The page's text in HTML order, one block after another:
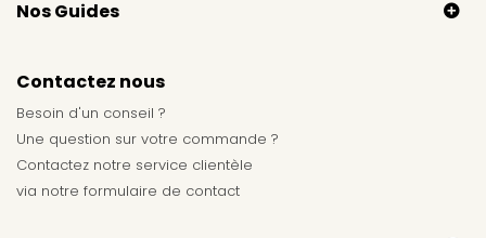
Nos Guides
Contactez nous
Besoin d'un conseil ?
Une question sur votre commande ?
Contactez notre service clientèle
via notre formulaire de contact